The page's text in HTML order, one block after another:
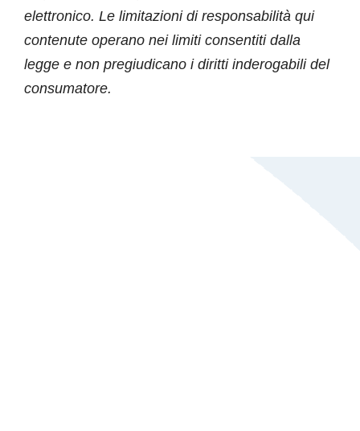
elettronico. Le limitazioni di responsabilità qui
contenute operano nei limiti consentiti dalla
legge e non pregiudicano i diritti inderogabili del
consumatore.